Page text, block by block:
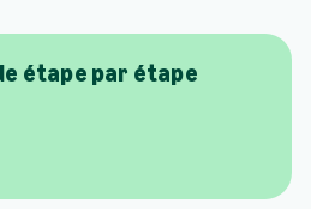
étape par étape